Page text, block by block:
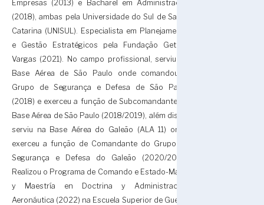
Empresas (2013) e Bacharel em Administração
(2018), ambas pela Universidade do Sul de Santa
Catarina (UNISUL). Especialista em Planejamento
e Gestão Estratégicos pela Fundação Getúlio
Vargas (2021). No campo profissional, serviu na
Base Aérea de São Paulo onde comandou o
Grupo de Segurança e Defesa de São Paulo
(2018) e exerceu a função de Subcomandante da
Base Aérea de São Paulo (2018/2019), além disso,
serviu na Base Aérea do Galeão (ALA 11) onde
exerceu a função de Comandante do Grupo de
Segurança e Defesa do Galeão (2020/2021).
Realizou o Programa de Comando e Estado-Maior
y Maestría en Doctrina y Administración
Aeronáutica (2022) na Escuela Superior de Guerra